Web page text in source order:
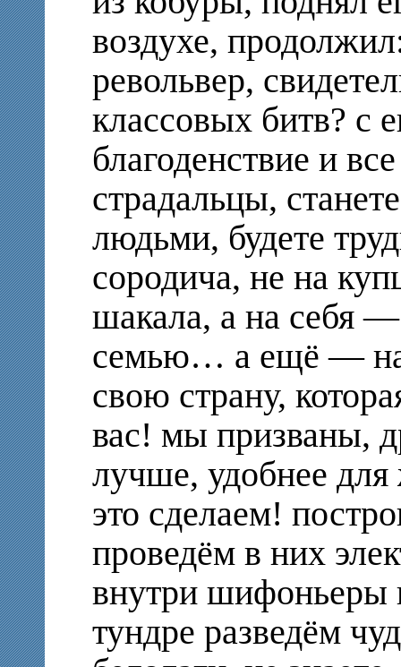
воздухе,
револьвер,
классовых битв?
благоденствие и
страдальцы,
людьми, будете
сородича, не на
шакала, а на себя
семью… а ещё —
свою страну,
вас! мы призваны,
лучше, удобнее
это сделаем!
проведём в них
внутри шифоньеры
тундре разведём